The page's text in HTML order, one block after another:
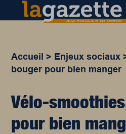
Accueil > Enjeux sociaux
bouger pour bien manger
Vélo-
pour bien